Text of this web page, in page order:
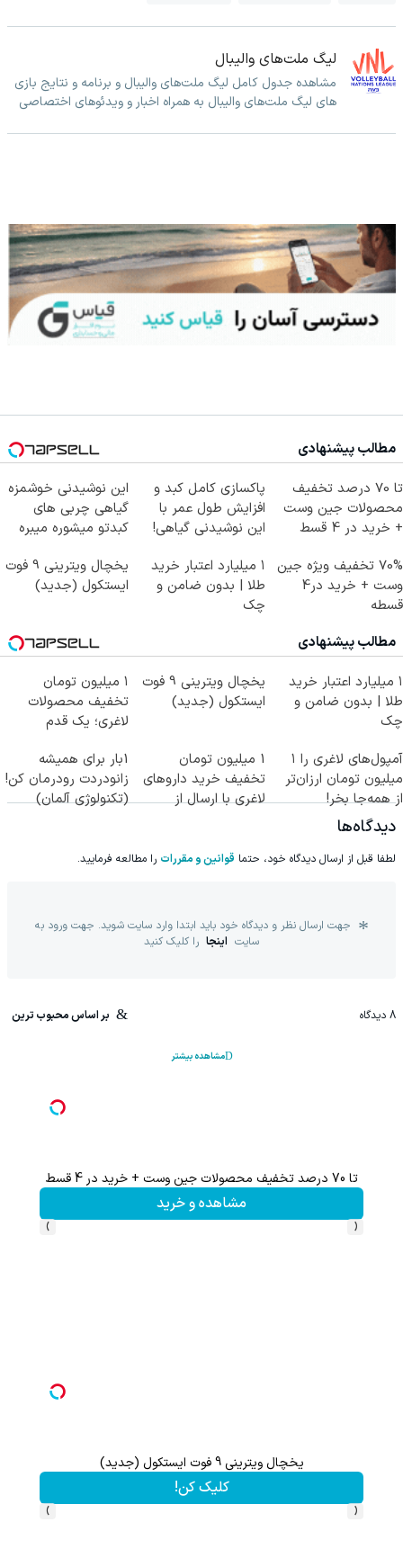
لیگ ملت‌های والیبال
مشاهده جدول کامل لیگ ملت‌های والیبال و برنامه و نتایج بازی
های لیگ ملت‌های والیبال به همراه اخبار و ویدئوهای اختصاصی
مطالب پیشنهادی
تا 70 درصد تخفیف
محصولات جین وست
+ خرید در 4 قسط
پاکسازی کامل کبد و
افزایش طول عمر با
این نوشیدنی گیاهی!
این نوشیدنی خوشمزه
گیاهی چربی های
کبدتو میشوره میبره
70% تخفیف ویژه جین
وست + خرید در4
قسطه
۱ میلیارد اعتبار خرید
طلا | بدون ضامن و
چک
یخچال ویترینی 9 فوت
ایستکول (جدید)
مطالب پیشنهادی
۱ میلیارد اعتبار خرید
طلا | بدون ضامن و
چک
یخچال ویترینی 9 فوت
ایستکول (جدید)
۱ میلیون تومان
تخفیف محصولات
لاغری؛ یک قدم
کاهش وزن
آمپول‌های لاغری را ۱
میلیون تومان ارزان‌تر
از همه‌جا بخر!
1 میلیون تومان
تخفیف خرید داروهای
لاغری با ارسال از
1بار برای همیشه
زانودردت رودرمان کن!
(تکنولوژی آلمان)
دیدگاه‌ها
لطفا قبل از ارسال دیدگاه خود، حتما قوانین و مقررات را مطالعه فرمایید.
جهت ارسال نظر و دیدگاه خود باید ابتدا وارد سایت شوید. جهت ورود به
سایت اینجا را کلیک کنید
8 دیدگاه بر اساس محبوب ترین
مشاهده بیشتر
تا 70 درصد تخفیف محصولات جین وست + خرید در 4 قسط
مشاهده و خرید
‹
›
یخچال ویترینی 9 فوت ایستکول (جدید)
کلیک کن!
‹
›